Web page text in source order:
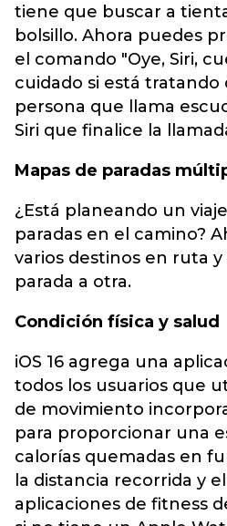
tiene que buscar a
bolsillo. Ahora puedes
el comando "Oye, Siri,
cuidado si está tratando
persona que llama
Siri que finalice la
Mapas de paradas
¿Está planeando un
paradas en el camino?
varios destinos en ruta
parada a otra.
Condición física y salud
iOS 16 agrega una
todos los usuarios que
de movimiento
para proporcionar una
calorías quemadas en
la distancia recorrida y
aplicaciones de fitness